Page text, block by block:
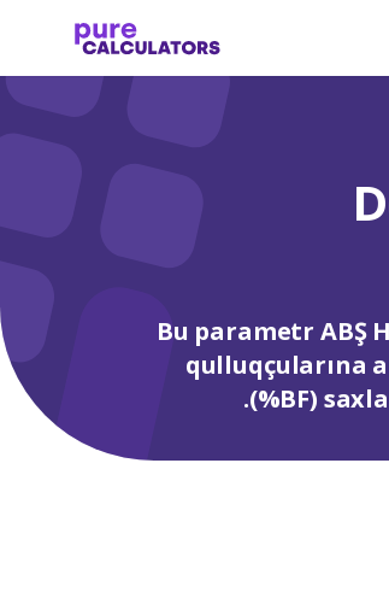
Bu parametr ABŞ
qulluqçularına
(%BF)